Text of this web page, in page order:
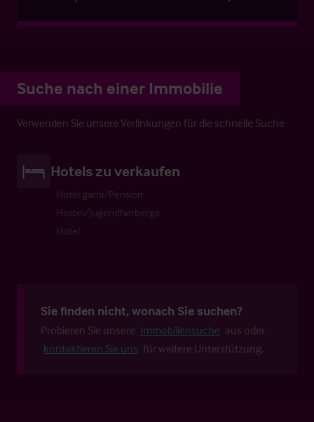
Suche nach einer Immobilie
Verwenden Sie unsere Verlinkungen für die schnelle Suche
Hotels zu verkaufen
Hotel garni/Pension
Hostel/Jugendherberge
Hotel
Sie finden nicht, wonach Sie suchen?
Probieren Sie unsere Immobiliensuche aus oder
kontaktieren Sie uns für weitere Unterstützung.